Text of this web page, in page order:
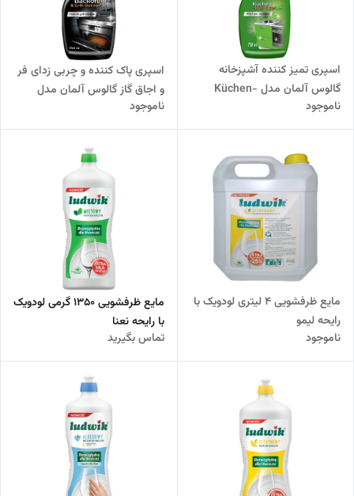
اسپری تمیز کننده آشپزخانه
گالوس آلمان مدل Küchen-
Reiniger
ناموجود
اسپری پاک کننده و چربی زدای فر
و اجاق گاز گالوس آلمان مدل
Backofen & Grill-Reiniger
ناموجود
مایع ظرفشویی 4 لیتری لودویک با
رایحه لیمو
ناموجود
مایع ظرفشویی 1350 گرمی لودویک
با رایحه نعنا
تماس بگیرید